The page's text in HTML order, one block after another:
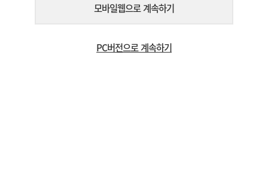
모바일웹으로 계속하기
PC버전으로 계속하기